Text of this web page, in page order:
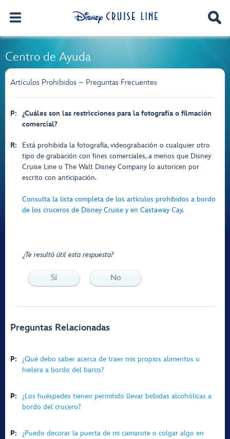
Centro de Ayuda
Artículos Prohibidos – Preguntas Frecuentes
P:
¿Cuáles son las restricciones para la fotografía o filmación
comercial?
R:
Está prohibida la fotografía, videograbación o cualquier otro
tipo de grabación con fines comerciales, a menos que Disney
Cruise Line o The Walt Disney Company lo autoricen por
escrito con anticipación.
Consulta la lista completa de los artículos prohibidos a bordo
de los cruceros de Disney Cruise y en Castaway Cay.
¿Te resultó útil esta respuesta?
Sí No
Preguntas Relacionadas
P:
¿Qué debo saber acerca de traer mis propios alimentos o
hielera a bordo del barco?
P:
¿Los huéspedes tienen permitido llevar bebidas alcohólicas a
bordo del crucero?
P:
¿Puedo decorar la puerta de mi camarote o colgar algo en